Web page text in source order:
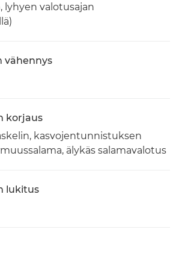
lyhyen valotusajan
vähennys
korjaus
kasvojentunnistuksen
älykäs salamavalotus
lukitus